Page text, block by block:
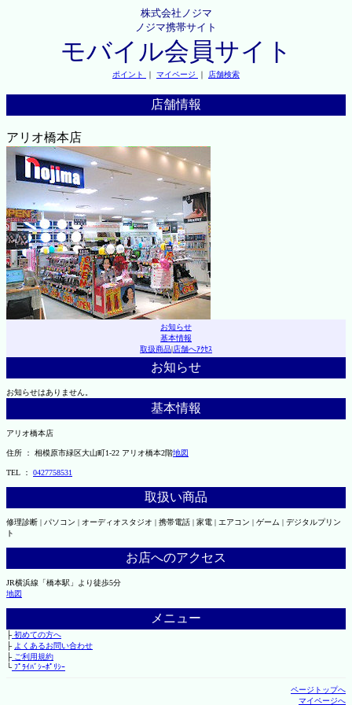
株式会社ノジマ
ノジマ携帯サイト
モバイル会員サイト
ポイント ｜ マイページ ｜ 店舗検索
店舗情報
アリオ橋本店
お知らせ
基本情報
取扱商品|店舗へｱｸｾｽ
お知らせ
お知らせはありません。
基本情報
アリオ橋本店
住所 ： 相模原市緑区大山町1-22 アリオ橋本2階地図
TEL ： 0427758531
取扱い商品
修理診断 | パソコン | オーディオスタジオ | 携帯電話 | 家電 | エアコン | ゲーム | デジタルプリン
ト
お店へのアクセス
JR横浜線「橋本駅」より徒歩5分
地図
メニュー
├初めての方へ
├ よくあるお問い合わせ
├ご利用規約
└ﾌﾟﾗｲﾊﾞｼｰﾎﾟﾘｼｰ
ページトップへ
マイページへ